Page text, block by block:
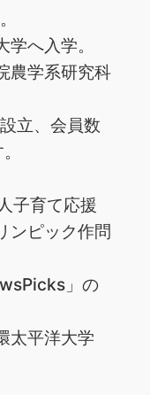
へ入学。
農学系研究科
立、会員数
子育て応援
ンピック作問
」の
太平洋大学